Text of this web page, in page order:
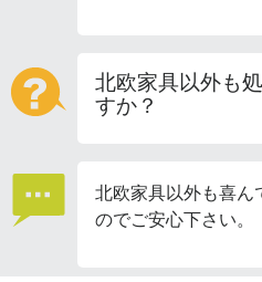
北欧家具以外も
すか？
北欧家具以外も喜ん
のでご安心下さい。